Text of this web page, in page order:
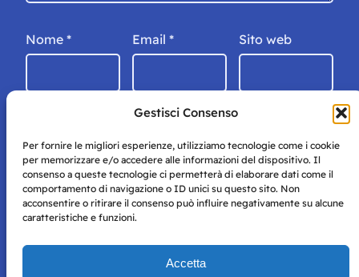
Gestisci Consenso
Per fornire le migliori esperienze, utilizziamo tecnologie come i cookie
per memorizzare e/o accedere alle informazioni del dispositivo. Il
consenso a queste tecnologie ci permetterà di elaborare dati come il
comportamento di navigazione o ID unici su questo sito. Non
acconsentire o ritirare il consenso può influire negativamente su alcune
caratteristiche e funzioni.
Accetta
Nome * Email * Sito web
Storie di Napoli è una testata registrata presso il tribunale di